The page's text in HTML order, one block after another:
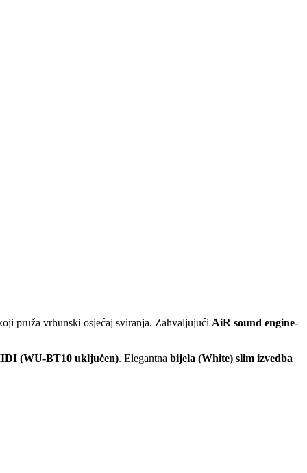
pruža vrhunski osjećaj sviranja. Zahvaljujući AiR sound engine-
(WU-BT10 uključen). Elegantna bijela (White) slim izvedba